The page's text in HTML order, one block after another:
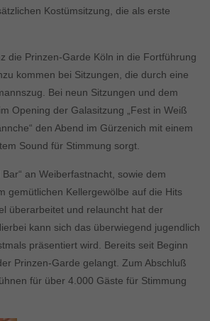
Kostümsitzung, die als erste
die Prinzen-Garde Köln in die Fortführung
kommen bei Sitzungen, die durch eine
Bei neun Sitzungen und dem
Opening der Galasitzung „Fest in Weiß
den Abend im Gürzenich mit einem
Sound für Stimmung sorgt.
an Weiberfastnacht, sowie dem
gemütlichen Kellergewölbe auf die Hits
überarbeitet und relauncht hat der
kann sich das überwiegend jugendlich
präsentiert wird. Bereits seit Beginn
Prinzen-Garde gelangt. Zum Abschluß
für über 4.000 Gäste für Stimmung